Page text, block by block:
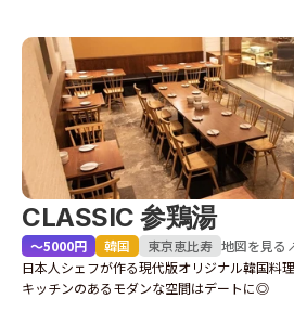
CLASSIC 参鶏湯
〜5000円 韓国 東京恵比寿 地図を見る
日本人シェフが作る現代版オリジナル韓国料
キッチンのあるモダンな空間はデートに◎